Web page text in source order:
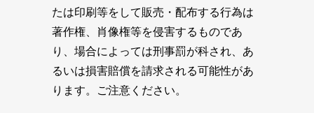
たは印刷等をして販売・配布する行為は
著作権、肖像権等を侵害するものであ
り、場合によっては刑事罰が科され、あ
るいは損害賠償を請求される可能性があ
ります。ご注意ください。